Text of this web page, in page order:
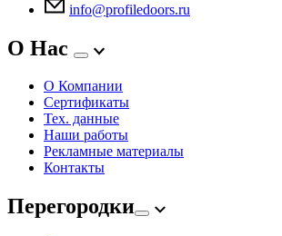
info@profiledoors.ru
О Нас
О Компании
Сертификаты
Тех. данные
Наши работы
Рекламные материалы
Контакты
Перегородки